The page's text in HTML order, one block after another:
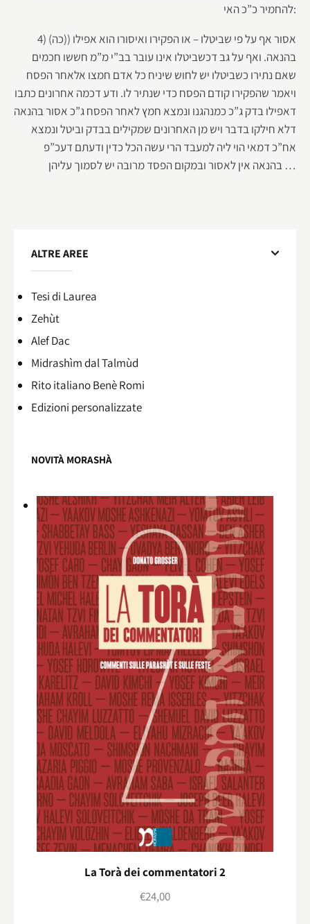
להחמיר כ”כ האי:
4) (כה)) אסור אף על פי שביטלו – או הפקירו ואיסורו הוא אפילו
בהנאה. ואף על גב דכשביטלו אינו עובר בב”י מ”מ חששו חכמים
שאם נתירו כשביטלו יש לחוש שיניח כל אדם חמצו אלאחר הפסח
ויאמר שהפקירו קודם הפסח כדי שנתיר לו. ודע דכמה אחרונים כתבו
דאפילו בדק ג”כ כמנהגנו ונמצא חמץ לאחר הפסח ג”כ אסור בהנאה
דלא חילקו בדבר ויש מן האחרונים שמקילים בבדק וביטל ונמצא
אח”כ דמאי הוי ליה למעבד הרי עשה הכל כדין ודעתם דעכ”פ
בהנאה אין לאסור ובמקום הפסד מרובה יש לסמוך עליהן …
ALTRE AREE
Tesi di Laurea
Zehùt
Alef Dac
Midrashìm dal Talmùd
Rito italiano Benè Romi​
Edizioni personalizzate
NOVITÀ MORASHÀ
La Torà dei commentatori 2
€24,00